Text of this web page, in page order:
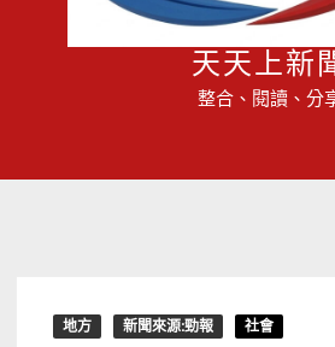
天天上新
整合、閱讀、分
地方 新聞來源:勁報 社會